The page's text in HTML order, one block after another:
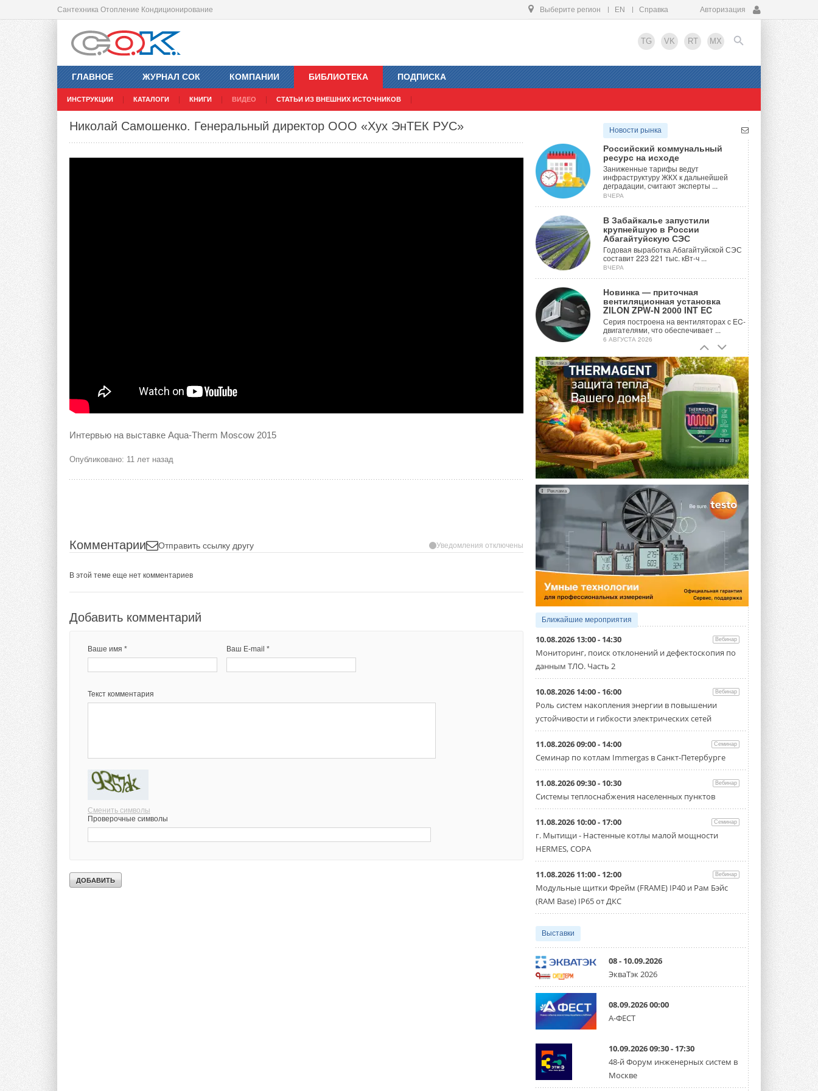
Сантехника Отопление Кондиционирование Выберите регион EN Справка Авторизация
TG VK RT MX
ГЛАВНОЕ ЖУРНАЛ СОК КОМПАНИИ БИБЛИОТЕКА
ИНСТРУКЦИИ КАТАЛОГИ КНИГИ ВИДЕО СТАТЬИ ИЗ ВНЕШНИХ ИСТОЧНИКОВ
ПОДПИСКА
EN
Николай Самошенко. Генеральный директор ООО «Хух ЭнТЕК РУС»
Интервью на выставке Aqua-Therm Moscow 2015
Опубликовано: 11 лет назад
Комментарии Отправить ссылку другу Уведомления отключены
В этой теме еще нет комментариев
Добавить комментарий
Ваше имя * Ваш E-mail *
Текст комментария
Сменить символы
Проверочные символы
Новости рынка
Российский коммунальный
ресурс на исходе
Заниженные тарифы ведут
инфраструктуру ЖКХ к дальнейшей
деградации, считают эксперты ...
ВЧЕРА
В Забайкалье запустили
крупнейшую в России
Абагайтуйскую СЭС
Годовая выработка Абагайтуйской СЭС
составит 223 221 тыс. кВт-ч ...
ВЧЕРА
Новинка — приточная
вентиляционная установка
ZILON ZPW-N 2000 INT EC
Серия построена на вентиляторах с EC-
двигателями, что обеспечивает ...
6 АВГУСТА 2026
Учёные ЮУрГУ создали
каскадную установку,
объединяющую солнечную и
геотермальную энергию
Природосберегающие технологии ...
6 АВГУСТА 2026
Для Арктики создали
технологию защиты
ветрогенераторов от аварий
Разработка учитывает влияние
мерзлоты, обледенения и снеговых ...
6 АВГУСТА 2026
Гибридный тепловой насос PV/T
с одним общим испарителем
Исследователи предложили
конструкцию двухисточникового ...
5 АВГУСТА 2026
21-й ежегодный форум
«ЦОД-2026»
Мероприятие пройдет 2-3 сентября в
отеле Radisson Slavyanskaya. Форум
посетит более двух тысяч участников ...
5 АВГУСТА 2026
Китайская Shenling представила
линейку тепловых насосов
«воздух-вода» на R290
Серия ThermaX R290 All-In-One
включает три модели ...
Тепловые насосы в связке с
солнечной генерацией и
накопителем снижают
потребление на 60%
Исследователи из Италии установили ...
4 АВГУСТА 2026
«РУСКЛИМАТ Fest 2026» в Уфе
собрал свыше 700 профи
климатической отрасли
Организатором выступил торгово-
производственный холдинг ...
ЦОД с плотностью 54 кВт на
стойку
Испытания прошли на собственной
производственной площадке и были ...
3 АВГУСТА 2026
систему DVM на R32
Линейка включает семь типоразмеров
производительностью от 22,4 до 56 кВт.
Суммарная длина трубопроводов ...
3 АВГУСТА 2026
«СиСофт Девелопмент» подвел
итоги конкурса студенческих
стартует уже в сентябре 2026 года ...
3 АВГУСТА 2026
«Русклимат» укрепляет
Реклама
Реклама
Ближайшие мероприятия
10.08.2026 13:00 - 14:30 Вебинар
Мониторинг, поиск отклонений и дефектоскопия по
данным ТЛО. Часть 2
10.08.2026 14:00 - 16:00 Вебинар
Роль систем накопления энергии в повышении
устойчивости и гибкости электрических сетей
11.08.2026 09:00 - 14:00 Семинар
Семинар по котлам Immergas в Санкт-Петербурге
11.08.2026 09:30 - 10:30 Вебинар
Системы теплоснабжения населенных пунктов
11.08.2026 10:00 - 17:00 Семинар
г. Мытищи - Настенные котлы малой мощности
HERMES, COPA
11.08.2026 11:00 - 12:00 Вебинар
Модульные щитки Фрейм (FRAME) IP40 и Рам Бэйс
(RAM Base) IP65 от ДКС
Выставки
08 - 10.09.2026
ЭкваТэк 2026
08.09.2026 00:00
А-ФЕСТ
10.09.2026 09:30 - 17:30
48-й Форум инженерных систем в
Москве